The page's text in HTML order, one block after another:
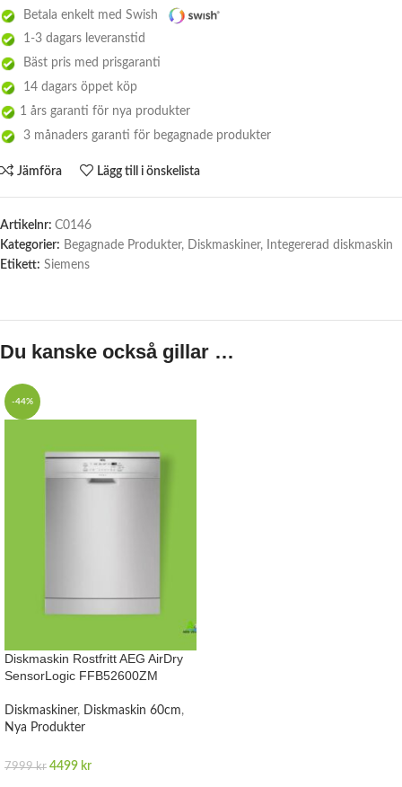
Betala enkelt med Swish
1-3 dagars leveranstid
Bäst pris med prisgaranti
14 dagars öppet köp
1 års garanti för nya produkter
3 månaders garanti för begagnade produkter
Jämföra Lägg till i önskelista
Artikelnr: C0146
Kategorier: Begagnade Produkter, Diskmaskiner,
Integererad diskmaskin
Etikett: Siemens
Du kanske också gillar …
-44%
Diskmaskin Rostfritt AEG AirDry
SensorLogic FFB52600ZM
Diskmaskiner, Diskmaskin 60cm,
Nya Produkter
7999kr 4499 kr